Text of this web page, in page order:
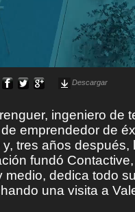
Descargar
ingeniero de
emprendedor de
tres años
fundó
medio, dedica todo
una visita a